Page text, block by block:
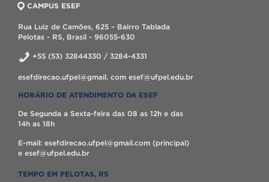
CAMPUS ESEF
Rua Luiz de Camões, 625 – Bairro Tablada
Pelotas - RS, Brasil - 96055-630
+55 (53) 32844330 / 3284-4331
esefdirecao.ufpel@gmail. com esef@ufpel.edu.br
HORÁRIO DE ATENDIMENTO DA ESEF
De Segunda a Sexta-feira das 08 as 12h e das
14h as 18h
E-mail: esefdirecao.ufpel@gmail.com (principal)
e esef@ufpel.edu.br
TEMPO EM PELOTAS, RS